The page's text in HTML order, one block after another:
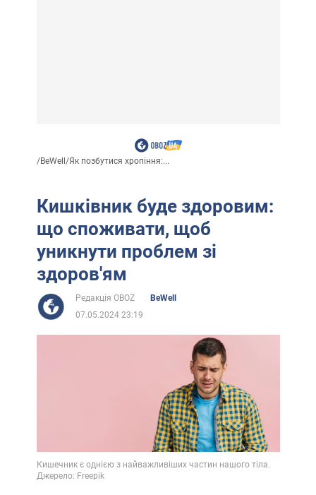
/BeWell/Як позбутися хропіння:...
Кишківник буде здоровим:
що споживати, щоб
уникнути проблем зі
здоров'ям
Редакція OBOZ
BeWell
07.05.2024 23:19
Кишечник є однією з найважливіших частин нашого тіла.
Джерело: Freepik